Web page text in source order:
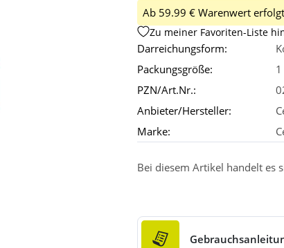
Ab 59.99 € Warenwert
Zu meiner Favoriten-Liste
Darreichungsform:
Packungsgröße:
PZN/Art.Nr.:
Anbieter/Hersteller:
Marke:
Bei diesem Artikel handelt es